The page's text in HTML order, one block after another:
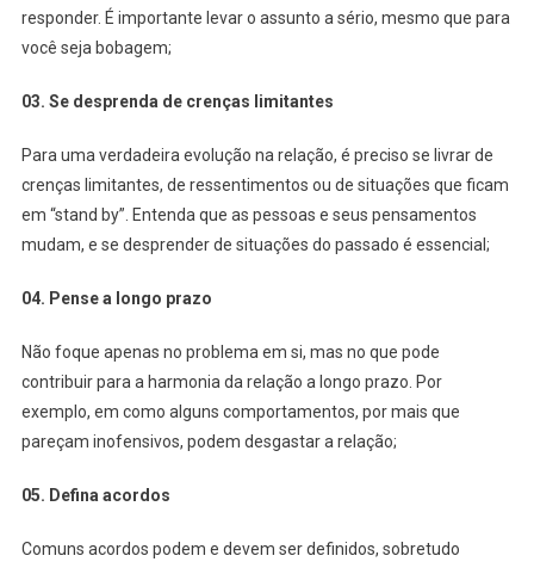
responder. É importante levar o assunto a sério, mesmo que para
você seja bobagem;
03. Se desprenda de crenças limitantes
Para uma verdadeira evolução na relação, é preciso se livrar de
crenças limitantes, de ressentimentos ou de situações que ficam
em “stand by”. Entenda que as pessoas e seus pensamentos
mudam, e se desprender de situações do passado é essencial;
04. Pense a longo prazo
Não foque apenas no problema em si, mas no que pode
contribuir para a harmonia da relação a longo prazo. Por
exemplo, em como alguns comportamentos, por mais que
pareçam inofensivos, podem desgastar a relação;
05. Defina acordos
Comuns acordos podem e devem ser definidos, sobretudo